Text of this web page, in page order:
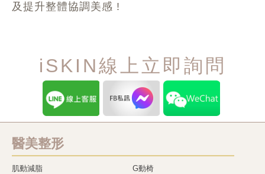
及提升整體協調美感 !
iSKIN線上立即詢問
醫美整形
肌動減脂
G動椅